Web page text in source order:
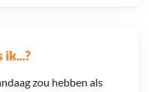
ik...?
zou hebben als